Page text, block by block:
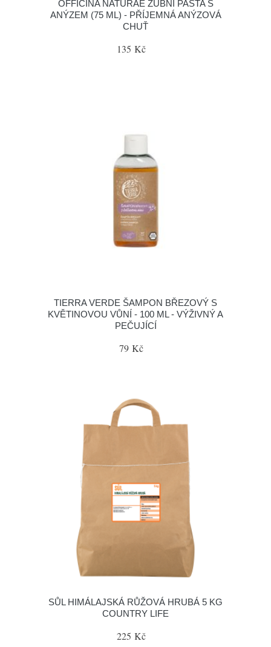
OFFICINA NATURAE ZUBNÍ PASTA S
ANÝZEM (75 ML) - PŘÍJEMNÁ ANÝZOVÁ
CHUŤ
135 Kč
TIERRA VERDE ŠAMPON BŘEZOVÝ S
KVĚTINOVOU VŮNÍ - 100 ML - VÝŽIVNÝ A
PEČUJÍCÍ
79 Kč
SŮL HIMÁLAJSKÁ RŮŽOVÁ HRUBÁ 5 KG
COUNTRY LIFE
225 Kč